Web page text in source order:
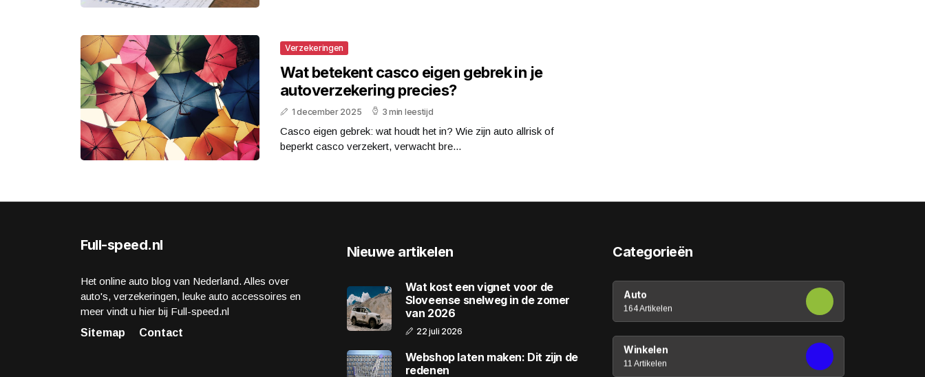
Verzekeringen
Wat betekent casco eigen gebrek in je
autoverzekering precies?
1 december 2025 3 min leestijd
Casco eigen gebrek: wat houdt het in? Wie zijn auto allrisk of
beperkt casco verzekert, verwacht bre...
Full-speed.nl
Het online auto blog van Nederland. Alles over
auto's, verzekeringen, leuke auto accessoires en
meer vindt u hier bij Full-speed.nl
Sitemap
Contact
Nieuwe artikelen
Wat kost een vignet voor de
Sloveense snelweg in de zomer
van 2026
22 juli 2026
Webshop laten maken: Dit zijn de
redenen
Categorieën
Auto
164 Artikelen
Winkelen
11 Artikelen